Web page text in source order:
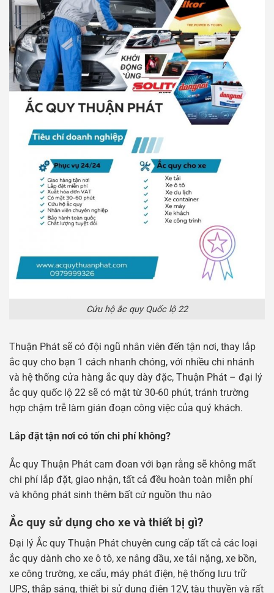
Cứu hộ ắc quy Quốc lộ 22
Thuận Phát sẽ có đội ngũ nhân viên đến tận nơi, thay lắp
ắc quy cho bạn 1 cách nhanh chóng, với nhiều chi nhánh
và hệ thống cửa hàng ắc quy dày đặc, Thuận Phát – đại lý
ắc quy quốc lộ 22 sẽ có mặt từ 30-60 phút, tránh trường
hợp chậm trễ làm gián đoạn công việc của quý khách.
Lắp đặt tận nơi có tốn chi phí không?
Ắc quy Thuận Phát cam đoan với bạn rằng sẽ không mất
chi phí lắp đặt, giao nhận, tất cả đều hoàn toàn miễn phí
và không phát sinh thêm bất cứ nguồn thu nào
Ắc quy sử dụng cho xe và thiết bị gì?
Đại lý Ắc quy Thuận Phát chuyên cung cấp tất cả các loại
ắc quy dành cho xe ô tô, xe nâng dầu, xe tải nặng, xe bồn,
xe công trường, xe cẩu, máy phát điện, hệ thống lưu trữ
UPS, thắp sáng, thiết bị sử dụng điện 12V, tàu thuyền và rất